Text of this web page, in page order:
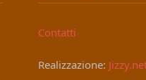
Contatti
Realizzazione: